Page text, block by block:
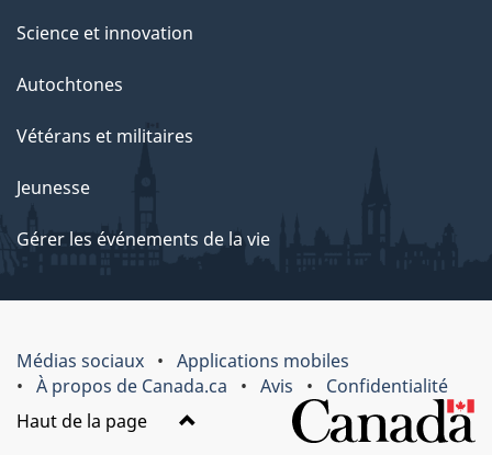
Science et innovation
Autochtones
Vétérans et militaires
Jeunesse
Gérer les événements de la vie
Médias sociaux
Applications mobiles
À propos de Canada.ca
Avis
Confidentialité
Haut de la page